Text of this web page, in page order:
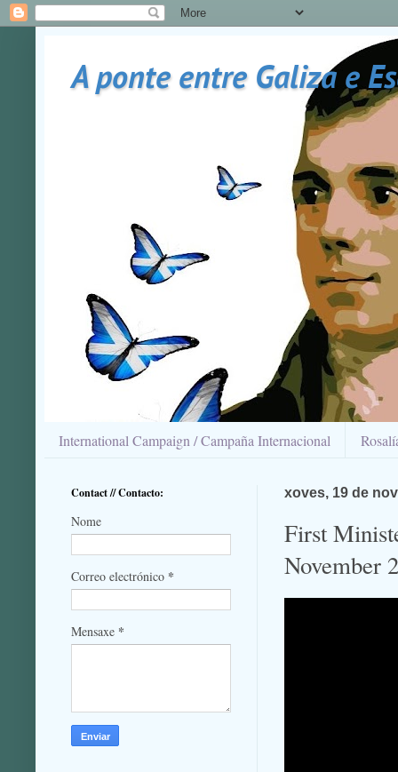
A ponte entre Galiza e
International Campaign / Campaña Internacional
xoves, 19 de
First
November
Contact // Contacto:
Nome
Correo electrónico *
Mensaxe *